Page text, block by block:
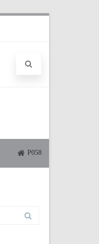
P058